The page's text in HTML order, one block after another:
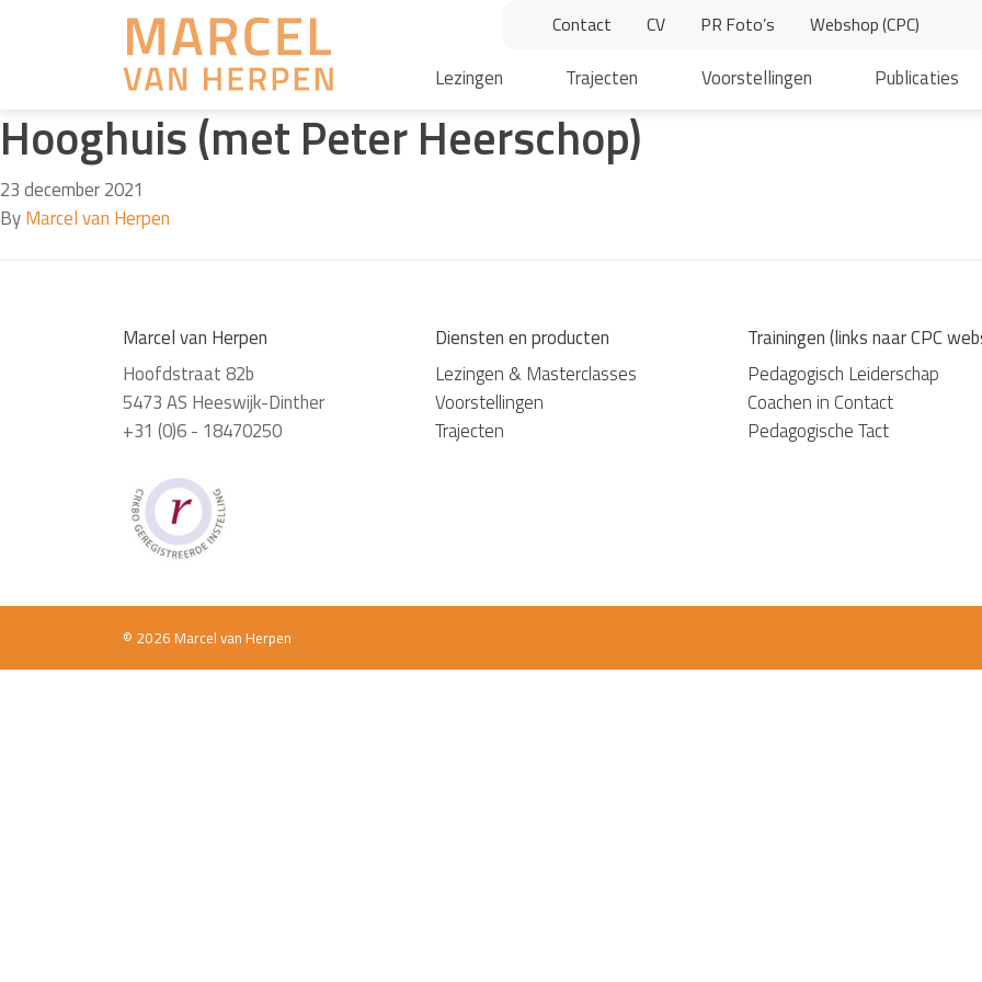
Contact CV PR Foto’s Webshop (CPC)
Lezingen Trajecten Voorstellingen Publicaties
Hooghuis (met Peter Heerschop)
23 december 2021
ByMarcel van Herpen
Marcel van Herpen
Hoofdstraat 82b
5473 AS Heeswijk-Dinther
+31 (0)6 - 18470250
Diensten en producten
Lezingen & Masterclasses
Voorstellingen
Trajecten
Trainingen (links naar CPC
Pedagogisch Leiderschap
Coachen in Contact
Pedagogische Tact
© 2026 Marcel van Herpen